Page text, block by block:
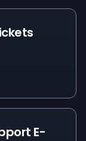
E-